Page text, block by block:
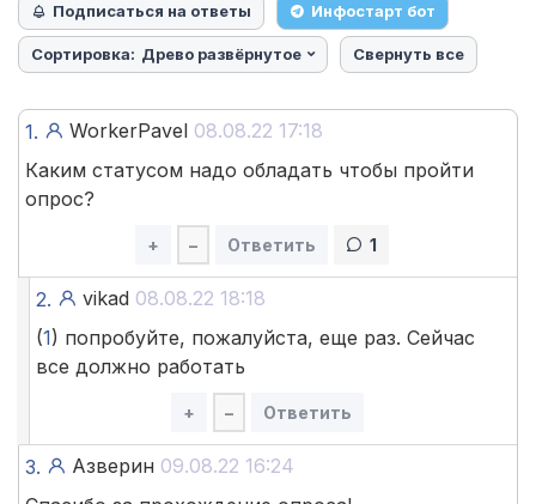
Подписаться на ответы Инфостарт бот
Сортировка: Древо развёрнутое Свернуть все
1. WorkerPavel 08.08.22 17:18
Каким статусом надо обладать чтобы пройти
опрос?
+ – Ответить 1
2. vikad 08.08.22 18:18
(1) попробуйте, пожалуйста, еще раз. Сейчас
все должно работать
+ – Ответить
3. Азверин 09.08.22 16:24